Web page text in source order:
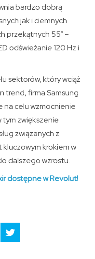
bardzo dobrą
jak i ciemnych
przekątnych 55” –
odświeżanie 120 Hz i
sektorów, który wciąż
trend, firma Samsung
na celu wzmocnienie
tym zwiększenie
związanych z
kluczowym krokiem w
dalszego wzrostu.
dostępne w Revolut!